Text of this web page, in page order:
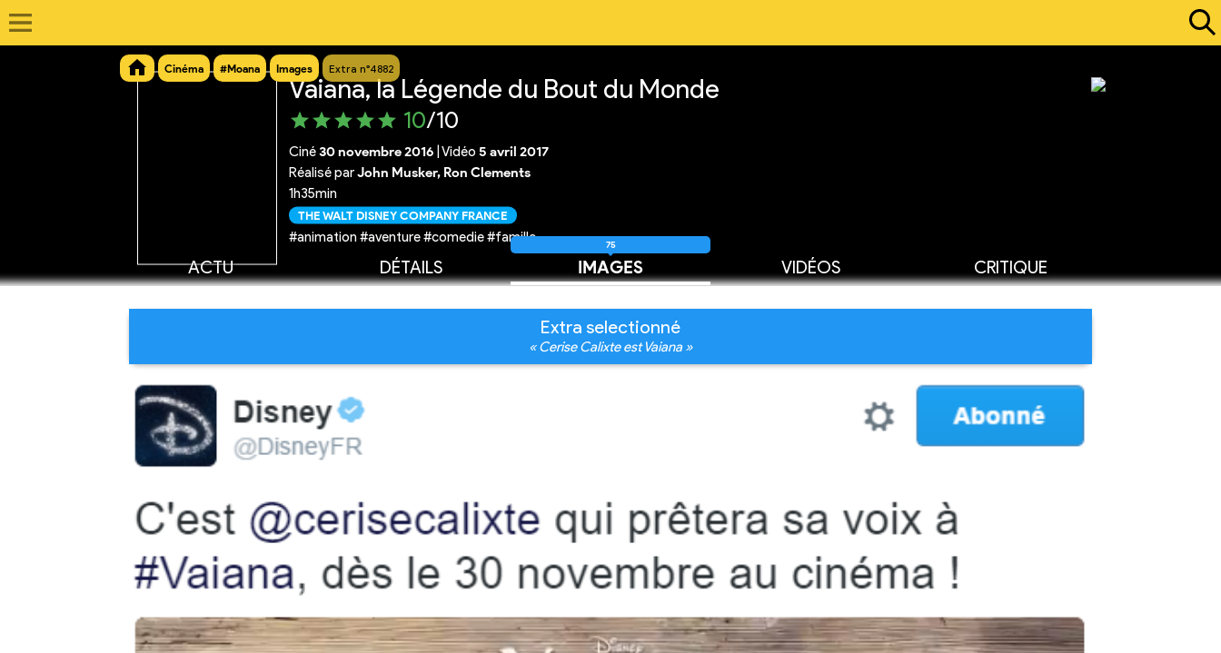
Cinéma #Moana Images Extra n°4882
Vaiana, la Légende du Bout du Monde
10/10
Ciné30 novembre 2016 Vidéo 5 avril 2017
Réalisé parJohn Musker, Ron Clements
1h35min
THE WALT DISNEY COMPANY FRANCE
#animation #aventure #comedie #famille
ACTU DÉTAILS IMAGES
75
VIDÉOS CRITIQUE
Extra selectionné
« Cerise Calixte est Vaiana »